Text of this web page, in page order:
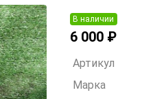
В наличии
6 000 ₽
Артикул
Марка